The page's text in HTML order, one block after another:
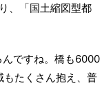
、「国土縮図型都
ですね。橋も6000
たくさん抱え、普